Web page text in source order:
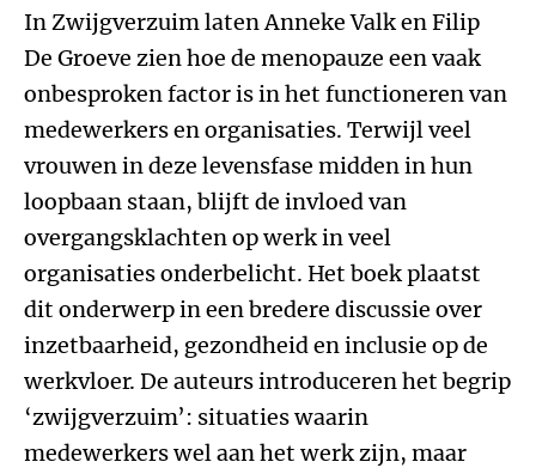
In Zwijgverzuim laten Anneke Valk en Filip
De Groeve zien hoe de menopauze een vaak
onbesproken factor is in het functioneren van
medewerkers en organisaties. Terwijl veel
vrouwen in deze levensfase midden in hun
loopbaan staan, blijft de invloed van
overgangsklachten op werk in veel
organisaties onderbelicht. Het boek plaatst
dit onderwerp in een bredere discussie over
inzetbaarheid, gezondheid en inclusie op de
werkvloer. De auteurs introduceren het begrip
‘zwijgverzuim’: situaties waarin
medewerkers wel aan het werk zijn, maar